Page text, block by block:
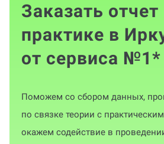
Заказать отчет
практике в
от сервиса №1*
Поможем со сбором данных,
по связке теории с
окажем содействие в